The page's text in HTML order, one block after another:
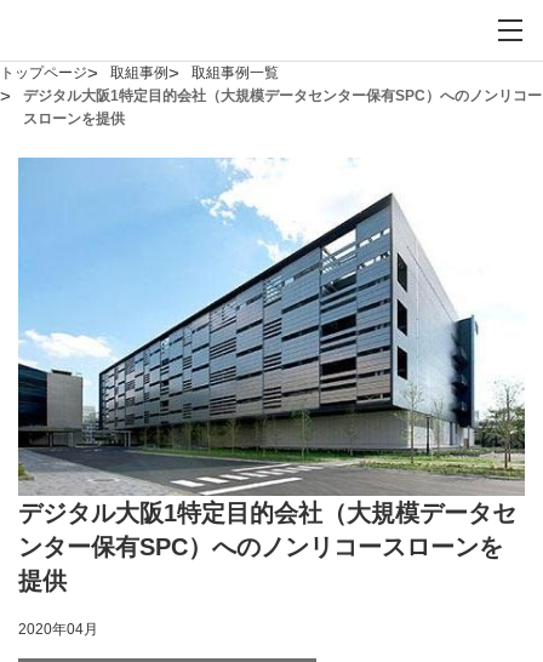
トップページ 取組事例
取組事例一覧
デジタル大阪1特定目的会社（大規模データセンター保有SPC）へのノンリコー
スローンを提供
デジタル大阪1特定目的会社（大規模データセ
ンター保有SPC）へのノンリコースローンを
提供
2020年04月